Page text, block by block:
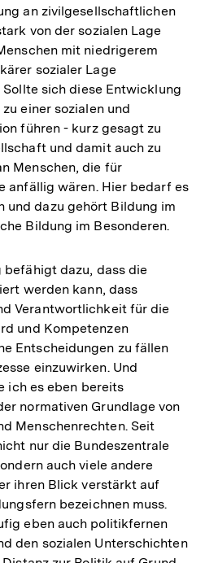
an zivilgesellschaftlichen
von der sozialen Lage
mit niedrigerem
sozialer Lage
sich diese Entwicklung
einer sozialen und
führen - kurz gesagt zu
und damit auch zu
Menschen, die für
anfällig wären. Hier bedarf es
und dazu gehört Bildung im
Bildung im Besonderen.
dazu, dass die
werden kann, dass
Verantwortlichkeit für die
und Kompetenzen
Entscheidungen zu fällen
einzuwirken. Und
ich es eben bereits
normativen Grundlage von
Menschenrechten. Seit
nur die Bundeszentrale
auch viele andere
ihren Blick verstärkt auf
bezeichnen muss.
eben auch politikfernen
den sozialen Unterschichten